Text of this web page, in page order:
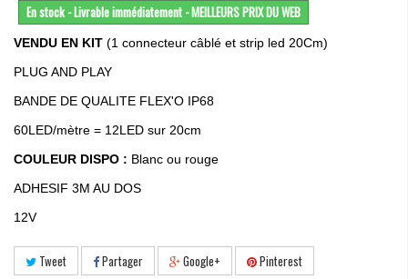
En stock - Livrable immédiatement - MEILLEURS PRIX DU WEB
VENDU EN KIT (1 connecteur câblé et strip led 20Cm)
PLUG AND PLAY
BANDE DE QUALITE FLEX'O IP68
60LED/mètre = 12LED sur 20cm
COULEUR DISPO : Blanc ou rouge
ADHESIF 3M AU DOS
12V
Tweet Partager Google+ Pinterest